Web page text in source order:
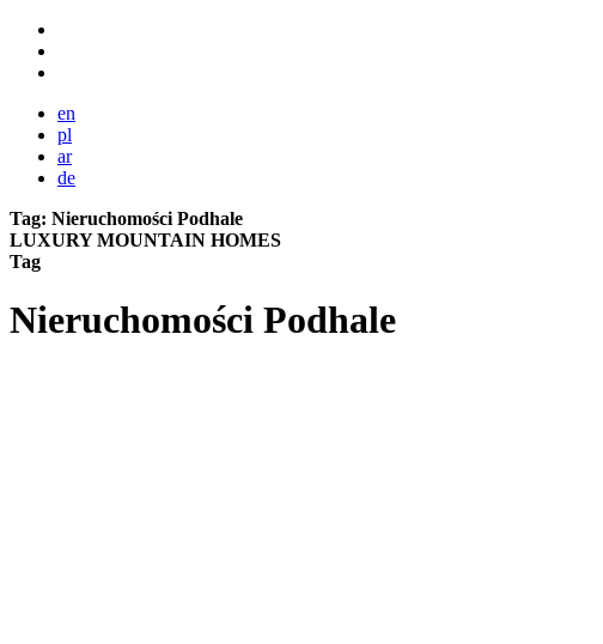
en
pl
ar
de
Tag: Nieruchomości Podhale
LUXURY MOUNTAIN HOMES
Tag
Nieruchomości Podhale